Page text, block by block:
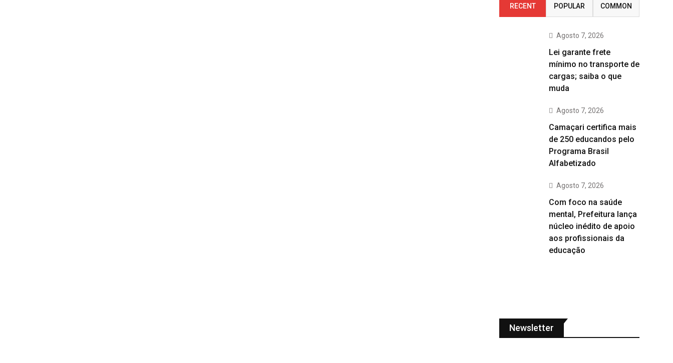
RECENT POPULAR COMMON
Agosto 7, 2026
Lei garante frete
mínimo no transporte de
cargas; saiba o que
muda
Agosto 7, 2026
Camaçari certifica mais
de 250 educandos pelo
Programa Brasil
Alfabetizado
Agosto 7, 2026
Com foco na saúde
mental, Prefeitura lança
núcleo inédito de apoio
aos profissionais da
educação
Newsletter